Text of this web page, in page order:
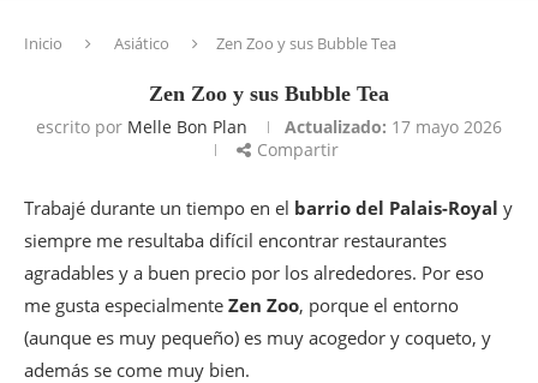
Inicio Asiático Zen Zoo y sus Bubble Tea
Zen Zoo y sus Bubble Tea
escrito por Melle Bon Plan Actualizado: 17 mayo 2026
Compartir
Trabajé durante un tiempo en el barrio del Palais-Royal y
siempre me resultaba difícil encontrar restaurantes
agradables y a buen precio por los alrededores. Por eso
me gusta especialmente Zen Zoo, porque el entorno
(aunque es muy pequeño) es muy acogedor y coqueto, y
además se come muy bien.